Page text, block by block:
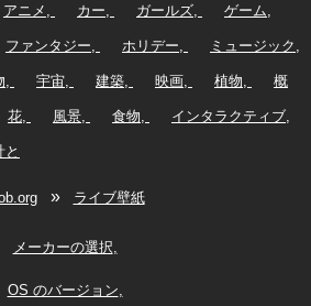
アニメ カー ガールズ ゲーム
ファンタジー ホリデー ミュージック
宇宙 建築 映画 植物 概
花 風景 食物 インタラクティブ
と
» ライブ壁紙
メーカーの選択
OS のバージョン